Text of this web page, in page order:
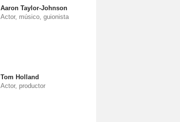
Aaron Taylor-Johnson
Actor, músico, guionista
Tom Holland
Actor, productor